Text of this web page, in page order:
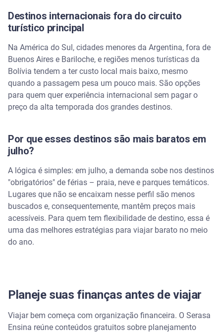
Destinos internacionais fora do circuito
turístico principal
Na América do Sul, cidades menores da Argentina, fora de
Buenos Aires e Bariloche, e regiões menos turísticas da
Bolívia tendem a ter custo local mais baixo, mesmo
quando a passagem pesa um pouco mais. São opções
para quem quer experiência internacional sem pagar o
preço da alta temporada dos grandes destinos.
Por que esses destinos são mais baratos em
julho?
A lógica é simples: em julho, a demanda sobe nos destinos
"obrigatórios" de férias – praia, neve e parques temáticos.
Lugares que não se encaixam nesse perfil são menos
buscados e, consequentemente, mantêm preços mais
acessíveis. Para quem tem flexibilidade de destino, essa é
uma das melhores estratégias para viajar barato no meio
do ano.
Planeje suas finanças antes de viajar
Viajar bem começa com organização financeira. O Serasa
Ensina reúne conteúdos gratuitos sobre planejamento